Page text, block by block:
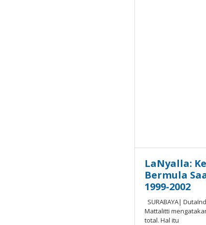
LaNyalla:
Bermula
1999-2002
SURABAYA|
Mattalitti
total. Hal itu